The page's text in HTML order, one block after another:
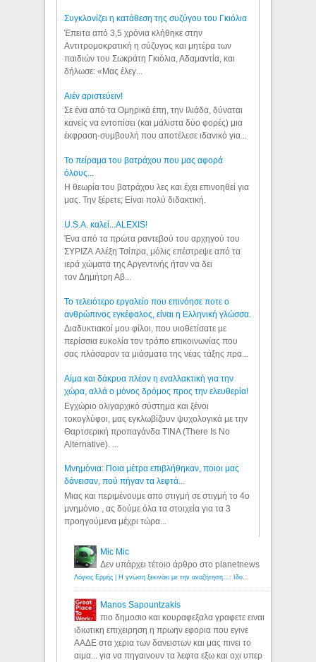
Συγκλονίζει η κατάθεση της συζύγου του Γκιόλια
Έπειτα από 3,5 χρόνια κλήθηκε στην
Αντιτρομοκρατική η σύζυγος και μητέρα των
παιδιών του Σωκράτη Γκιόλια, Αδαμαντία, και
δήλωσε: «Μας έλεγ...
Aιέν αριστεύειν!
Σε ένα από τα Ομηρικά έπη, την Ιλιάδα, δύναται
κανείς να εντοπίσει (και μάλιστα δύο φορές) μια
έκφραση-συμβουλή που αποτέλεσε ιδανικό για...
Το πείραμα του βατράχου που μας αφορά
όλους...
Η θεωρία του βατράχου λες και έχει επινοηθεί για
μας. Την ξέρετε; Είναι πολύ διδακτική.
U.S.A. καλεί...ALEXIS!
Ένα από τα πρώτα ραντεβού του αρχηγού του
ΣΥΡΙΖΑ Αλέξη Τσίπρα, μόλις επέστρεψε από τα
ιερά χώματα της Αργεντινής ήταν να δει
τον Δημήτρη Αβ...
Το τελειότερο εργαλείο που επινόησε ποτε ο
ανθρώπινος εγκέφαλος, είναι η Ελληνική γλώσσα.
Διαδυκτιακοί μου φίλοι, που υιοθετίσατε με
περίσσια ευκολία τον τρόπο επικοινωνίας που
σας πλάσαραν τα μιάσματα της νέας τάξης πρα...
Αίμα και δάκρυα πλέον η εναλλακτική για την
χώρα, αλλά ο μόνος δρόμος προς την ελευθερία!
Εγχώριο ολιγαρχικό σύστημα και ξένοι
τοκογλύφοι, μας εγκλωβίζουν ψυχολογικά με την
Θαρτσερική προπαγάνδα TINA (There Is No
Alternative). ...
Μνημόνια: Ποια μέτρα επιβλήθηκαν, ποιοι μας
δάνεισαν, πού πήγαν τα λεφτά...
Μιας και περιμένουμε απο στιγμή σε στιγμή το 4ο
μνημόνιο , ας δούμε όλα τα στοιχεία για τα 3
προηγούμενα μέχρι τώρα...
Mic Mic
Δεν υπάρχει τέτοιο άρθρο στο planetnews
Λόγιος Ερμής | Η γνώση ξεκινάει με την αναζήτηση...: Ιδού οι 18 που χρωστούν 11 δις ευρώ!
Manos Sapountzakis
πιο δημοσιο και κουραφεξαλα γραφετε ειναι
ιδιωτικη επιχειρηση η πρωην εφορια που εγινε
ΑΑΔΕ στα χερια των δανειστων και μας πινει το
αιμα... για να πηγαινουν τα λεφτα εξω και οχι υπερ